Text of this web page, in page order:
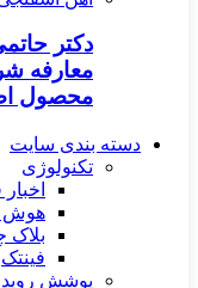
دکتر
معارفه
محصول
دسته بندی سایت
تکنولوژی
هوش
بلاک
فینتک
پوشش